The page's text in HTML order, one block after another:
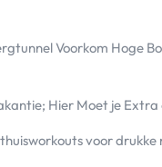
Voorkom Hoge
Hier Moet je Extra
voor drukke